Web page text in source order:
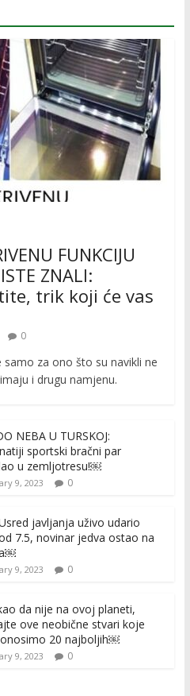
FUNKCIJU
ZNALI:
trik koji će vas
0
za ono što su navikli ne
i drugu namjenu.
NEBA U TURSKOJ:
sportski bračni par
u zemljotresu!￼
9, 2023 0
javljanja uživo udario
7.5, novinar jedva ostao na
9, 2023 0
da nije na ovoj planeti,
ove neobične stvari koje
20 najboljih￼
9, 2023 0